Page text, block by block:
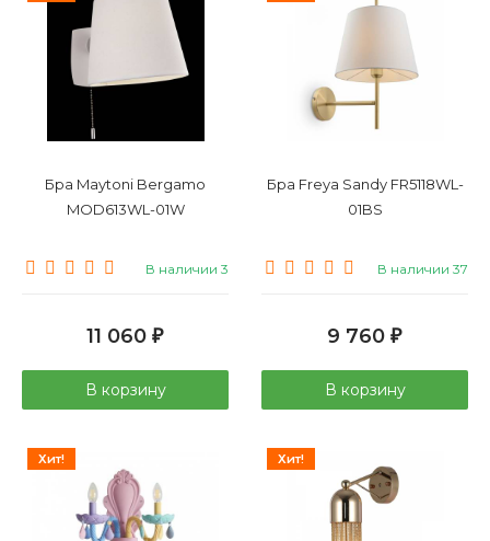
Бра Maytoni Bergamo
MOD613WL-01W
В наличии 3
11 060 ₽
В корзину
Бра Freya Sandy FR5118WL-
01BS
В наличии 37
9 760 ₽
В корзину
Хит! Хит!